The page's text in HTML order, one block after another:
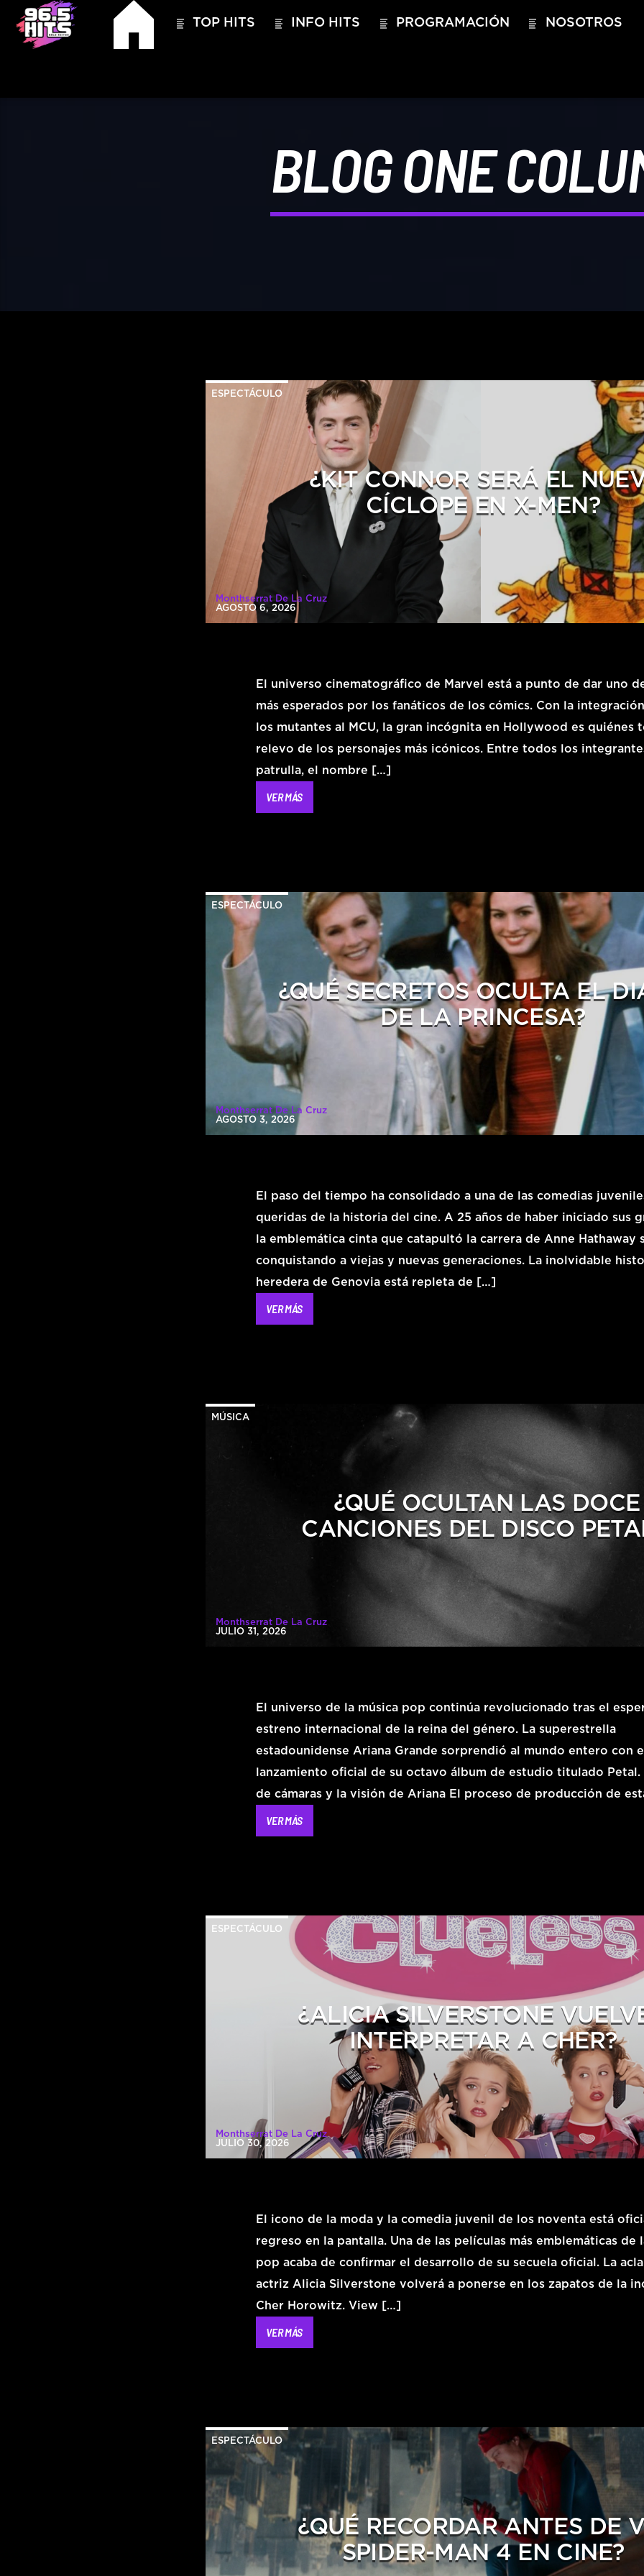
TOP HITS INFO HITS PROGRAMACIÓN NOSOTROS
BLOG ONE
ESPECTÁCULO
¿KIT CONNOR SERÁ EL
CÍCLOPE EN X-MEN?
Monthserrat De La Cruz
AGOSTO 6, 2026
El universo cinematográfico de Marvel está a punto de dar uno
más esperados por los fanáticos de los cómics. Con la
los mutantes al MCU, la gran incógnita en Hollywood es quiénes
relevo de los personajes más icónicos. Entre todos los
patrulla, el nombre […]
VER MÁS
ESPECTÁCULO
¿QUÉ SECRETOS OCULTA EL
DE LA PRINCESA?
Monthserrat De La Cruz
AGOSTO 3, 2026
El paso del tiempo ha consolidado a una de las comedias
queridas de la historia del cine. A 25 años de haber iniciado sus
la emblemática cinta que catapultó la carrera de Anne Hathaway
conquistando a viejas y nuevas generaciones. La inolvidable
heredera de Genovia está repleta de […]
VER MÁS
MÚSICA
¿QUÉ OCULTAN LAS DOCE
CANCIONES DEL DISCO
Monthserrat De La Cruz
JULIO 31, 2026
El universo de la música pop continúa revolucionado tras el
estreno internacional de la reina del género. La superestrella
estadounidense Ariana Grande sorprendió al mundo entero con
lanzamiento oficial de su octavo álbum de estudio titulado Petal.
de cámaras y la visión de Ariana El proceso de producción de
VER MÁS
ESPECTÁCULO
¿ALICIA SILVERSTONE
INTERPRETAR A CHER?
Monthserrat De La Cruz
JULIO 30, 2026
El icono de la moda y la comedia juvenil de los noventa está
regreso en la pantalla. Una de las películas más emblemáticas de
pop acaba de confirmar el desarrollo de su secuela oficial. La
actriz Alicia Silverstone volverá a ponerse en los zapatos de la
Cher Horowitz. View […]
VER MÁS
ESPECTÁCULO
¿QUÉ RECORDAR ANTES DE
SPIDER-MAN 4 EN CINE?